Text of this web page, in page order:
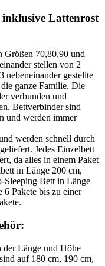
Lattenrost
Größen 70,80,90 und
stellen von 2
nebeneinander gestellte
ganze Familie. Die
verbunden und
Bettverbinder sind
und werden immer
werden schnell durch
Jedes Einzelbett
da alles in einem Paket
in Länge 200 cm,
Sleeping Bett in Länge
6 Pakete bis zu einer
der Länge und Höhe
auf 180 cm, 190 cm,